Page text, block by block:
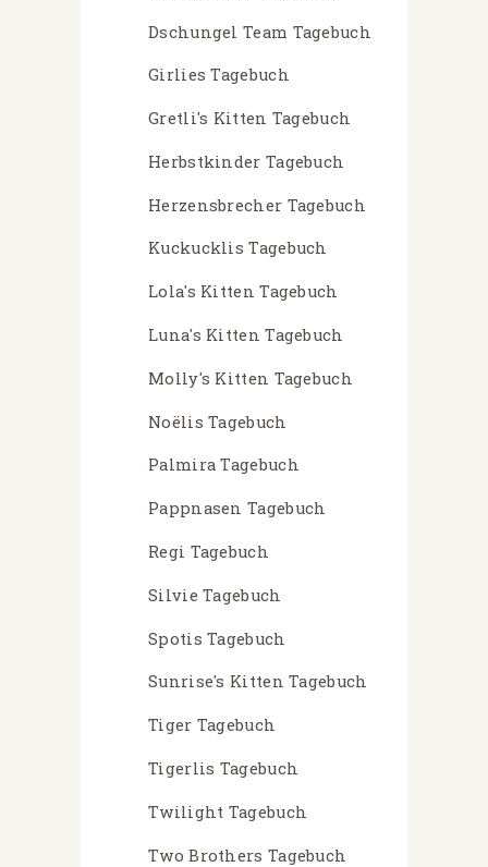
Dschungel Team Tagebuch
Girlies Tagebuch
Gretli's Kitten Tagebuch
Herbstkinder Tagebuch
Herzensbrecher Tagebuch
Kuckucklis Tagebuch
Lola's Kitten Tagebuch
Luna's Kitten Tagebuch
Molly's Kitten Tagebuch
Noëlis Tagebuch
Palmira Tagebuch
Pappnasen Tagebuch
Regi Tagebuch
Silvie Tagebuch
Spotis Tagebuch
Sunrise's Kitten Tagebuch
Tiger Tagebuch
Tigerlis Tagebuch
Twilight Tagebuch
Two Brothers Tagebuch